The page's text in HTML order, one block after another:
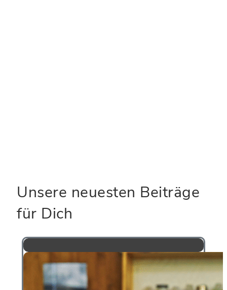
Unsere neuesten Beiträge
für Dich